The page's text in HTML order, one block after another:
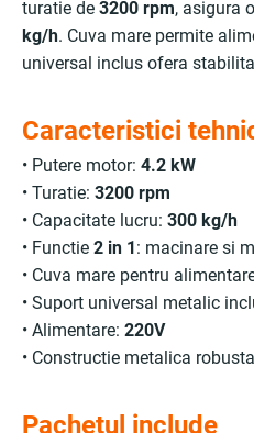
turatie de 3200 rpm, asigura
kg/h. Cuva mare permite
universal inclus ofera
Caracteristici
• Putere motor: 4.2 kW
• Turatie: 3200 rpm
• Capacitate lucru: 300 kg/h
• Functie 2 in 1: macinare si
• Cuva mare pentru
• Suport universal metalic
• Alimentare: 220V
• Constructie metalica robusta
Pachetul include